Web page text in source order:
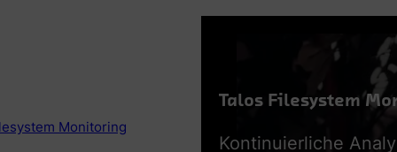
Monitoring
Talos Filesystem
Kontinuierliche